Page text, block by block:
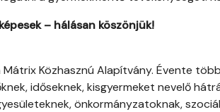
– hálásan köszönjük!
Közhasznú Alapítvány. Évente
időseknek, kisgyermeket nevelő
önkormányzatoknak,